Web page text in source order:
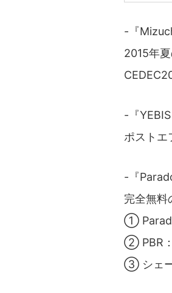
-『
2015年
-『
ポストエ
-『
完全無料
①
② PBR：
③ シェー